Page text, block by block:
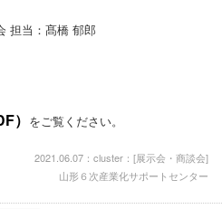
担当：髙橋 郁郎
） をご覧ください。
2021.06.07：cluster：[展示会・商談会]
山形６次産業化サポートセンター